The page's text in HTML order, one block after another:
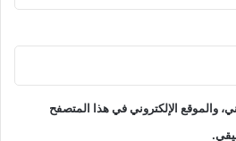
والموقع الإلكتروني في هذا المتصفح